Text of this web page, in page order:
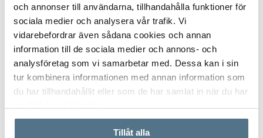
och annonser till användarna, tillhandahålla funktioner för
sociala medier och analysera vår trafik. Vi
vidarebefordrar även sådana cookies och annan
information till de sociala medier och annons- och
analysföretag som vi samarbetar med. Dessa kan i sin
tur kombinera informationen med annan information som
du har tillhandahållit eller som de har samlat in när du har
Tillåt alla
Vardagsrum : Väggarna är tapetserade plats för soffgrupp
och matgrupp. Utgång till en balkong med västerläge.
Rumsbeskrivningar
förvaringsmöjligheter i form av ett flertal garderober.
FAKTA OM BOSTADEN
VISA INNEHÅLL
KARTA
VISA INNEHÅLL